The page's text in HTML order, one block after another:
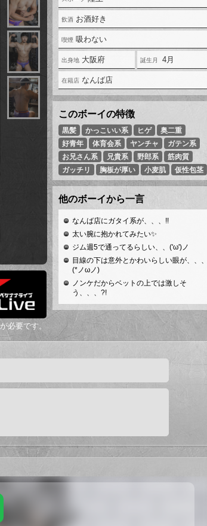
が必要です。
お酒好き
吸わない
大阪府 4月
なんば店
黒髪 かっこいい系 ヒゲ
奥二重
好青年
体育会系 ヤンチャ
ガテン系
お兄さん系
兄貴系 野郎系
筋肉質
ガッチリ
胸板が厚い 小麦肌 仮性包茎
なんば店にガタイ系が、、、!!
太い腕に抱かれてみたい✨
ジム週5で通ってるらしい、、('ω')ノ
目線の下は意外とかわいらしい眼が、、、
(*ノωノ)
ノンケだからベットの上では激しそ
う、、、?!